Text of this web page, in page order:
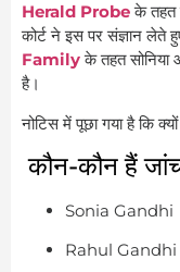
Herald Probeके तहत
कोर्ट ने इस पर संज्ञान लेते
Familyके तहत सोनिया
है।
नोटिस में पूछा गया है कि
कौन-कौन हैं
Sonia Gandhi
Rahul Gandhi